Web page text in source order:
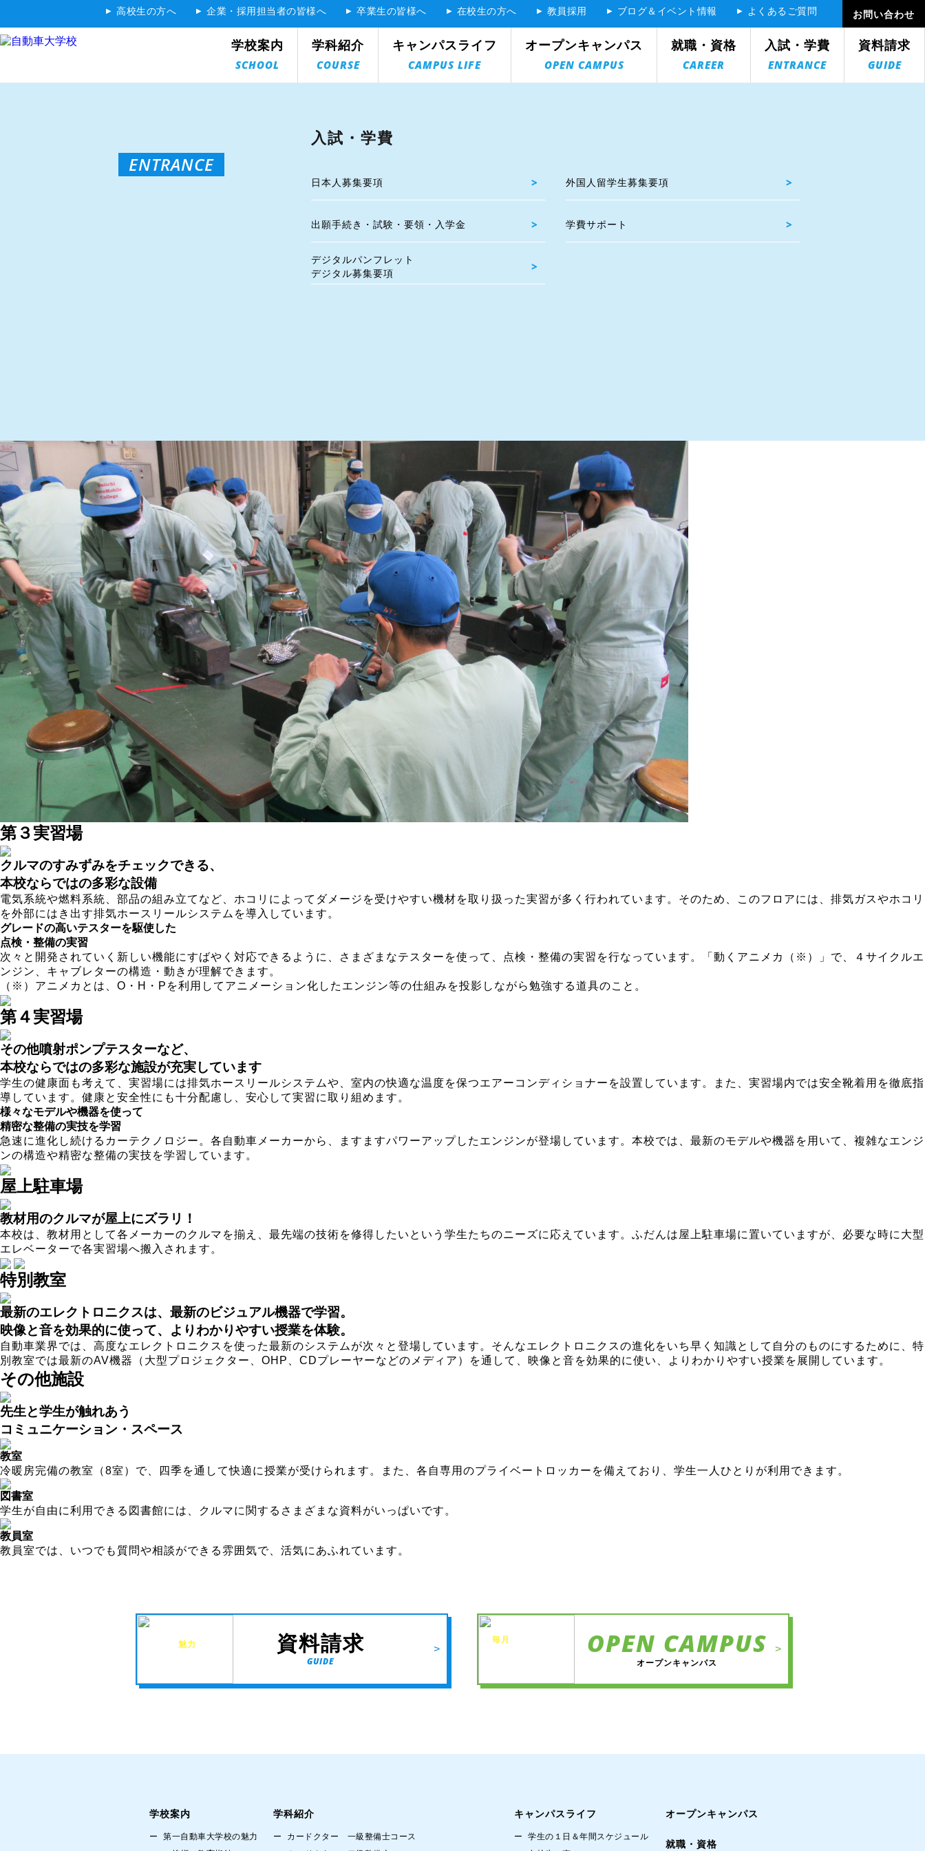
高校生の方へ 企業・採用担当者の皆様へ 卒業生の皆様へ 在校生の方へ 教員採用 ブログ＆イベント情報 よくあるご質問 お問い合わせ
学校案内
SCHOOL
SCHOOL
学校案内
第一自動車大学校の魅力 >
施設・設備 >
アクセス >
ご挨拶・教育指針 >
教員紹介 >
学科紹介
COURSE
COURSE
学科紹介
カードクター
一級整備士コース
>
カードクター
留学生ベーシックコース
>
カードクター
二級整備士コース
>
キャンパスライフ
CAMPUS LIFE
CAMPUS LIFE
キャンパスライフ
学生の１日＆年間スケジュール >
学生寮 >
在校生の声 >
オープンキャンパス
OPEN CAMPUS
就職・資格
CAREER
CAREER
就職・資格
国家資格・取得可能資格 >
活躍する卒業生 >
就職支援・就職実績 >
入試・学費
ENTRANCE
ENTRANCE
入試・学費
日本人募集要項 >
出願手続き・試験・要領・入学金 >
デジタルパンフレット
デジタル募集要項
>
外国人留学生募集要項 >
学費サポート >
資料請求
GUIDE
ハイテク機器を駆使しながら、
トータルチェック・システムをはじめ、車検場に匹敵するほどハイグレードな設備を整備、主に車体やエンジン全体の構成など、ハード面の授業に用いられています。
本校が誇るこのシステムは、エンジン自動診断機であるアナライザーや、電気の流れをチェックするエンジンスコープ、車体を持ち上げるトータスリフトなどが組み込まれたも
限られた授業時間を有効に使うために、実習場にはクルマや部品などの機材搬入用として大型エレベーターやフォークリフトを完備しています。
第３実習場
クルマのすみずみをチェックできる、
本校ならではの多彩な設備
電気系統や燃料系統、部品の組み立てなど、ホコリによってダメージを受けやすい機材を取り扱った実習が多く行われています。そのため、このフロアには、排気ガスやホコリ
を外部にはき出す排気ホースリールシステムを導入しています。
グレードの高いテスターを駆使した
点検・整備の実習
次々と開発されていく新しい機能にすばやく対応できるように、さまざまなテスターを使って、点検・整備の実習を行なっています。「動くアニメカ（※）」で、４サイクルエ
ンジン、キャブレターの構造・動きが理解できます。
（※）アニメカとは、O・H・Pを利用してアニメーション化したエンジン等の仕組みを投影しながら勉強する道具のこと。
第４実習場
その他噴射ポンプテスターなど、
本校ならではの多彩な施設が充実しています
学生の健康面も考えて、実習場には排気ホースリールシステムや、室内の快適な温度を保つエアーコンディショナーを設置しています。また、実習場内では安全靴着用を徹底指
導しています。健康と安全性にも十分配慮し、安心して実習に取り組めます。
様々なモデルや機器を使って
精密な整備の実技を学習
急速に進化し続けるカーテクノロジー。各自動車メーカーから、ますますパワーアップしたエンジンが登場しています。本校では、最新のモデルや機器を用いて、複雑なエンジ
ンの構造や精密な整備の実技を学習しています。
屋上駐車場
教材用のクルマが屋上にズラリ！
本校は、教材用として各メーカーのクルマを揃え、最先端の技術を修得したいという学生たちのニーズに応えています。ふだんは屋上駐車場に置いていますが、必要な時に大型
エレベーターで各実習場へ搬入されます。
特別教室
最新のエレクトロニクスは、最新のビジュアル機器で学習。
映像と音を効果的に使って、よりわかりやすい授業を体験。
自動車業界では、高度なエレクトロニクスを使った最新のシステムが次々と登場しています。そんなエレクトロニクスの進化をいち早く知識として自分のものにするために、特
別教室では最新のAV機器（大型プロジェクター、OHP、CDプレーヤーなどのメディア）を通して、映像と音を効果的に使い、よりわかりやすい授業を展開しています。
その他施設
先生と学生が触れあう
コミュニケーション・スペース
教室
冷暖房完備の教室（8室）で、四季を通して快適に授業が受けられます。また、各自専用のプライベートロッカーを備えており、学生一人ひとりが利用できます。
図書室
学生が自由に利用できる図書館には、クルマに関するさまざまな資料がいっぱいです。
教員室
教員室では、いつでも質問や相談ができる雰囲気で、活気にあふれています。
魅力 資料請求
GUIDE
>
毎月 OPEN CAMPUS
オープンキャンパス
>
学校案内
第一自動車大学校の魅力
学科紹介
カードクター 一級整備士コース
キャンパスライフ
学生の１日＆年間スケジュール
オープンキャンパス
就職・資格